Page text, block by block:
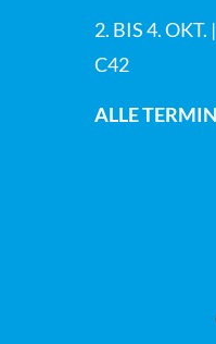
2. BIS 4. OKT.
C42
ALLE